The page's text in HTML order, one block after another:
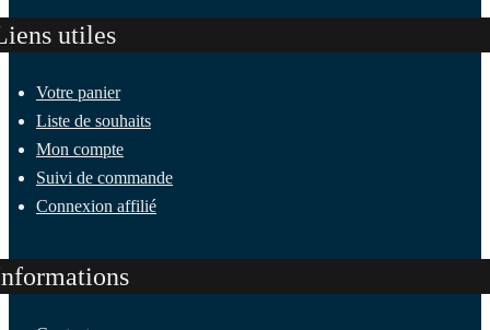
utiles
Votre panier
Liste de souhaits
Mon compte
Suivi de commande
Connexion affilié